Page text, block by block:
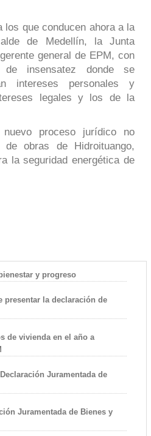
los que conducen ahora a la
de Medellín, la Junta
general de EPM, con
insensatez donde se
intereses personales y
legales y los de la
proceso jurídico no
obras de Hidroituango,
la seguridad energética de
y progreso
presentar la declaración de
de vivienda en el año a
Juramentada de
Juramentada de Bienes y